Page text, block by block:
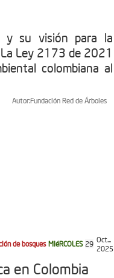
su visión para la
Ley 2173 de 2021
colombiana al
Autor:Fundación Red de Árboles
de bosques MIéRCOLES 29 Oct...
2025
en Colombia